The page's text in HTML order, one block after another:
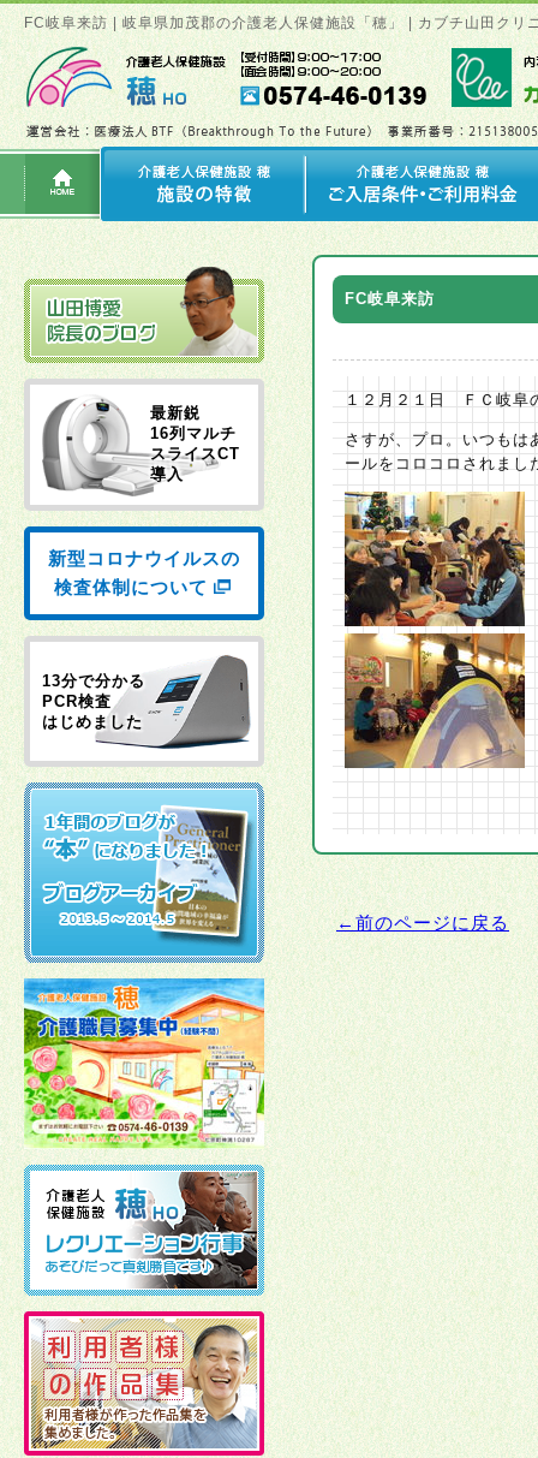
FC岐阜来訪 | 岐阜県加茂郡の介護老人保健施設「穂」 | カブチ山田クリ
FC岐阜来訪
１２月２１日 ＦＣ岐阜
さすが、プロ。いつもは
ールをコロコロされまし
←前のページに戻る
最新鋭
16列マルチ
スライスCT
導入
新型コロナウイルスの
検査体制について
13分で分かる
PCR検査
はじめました